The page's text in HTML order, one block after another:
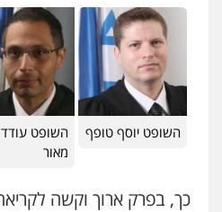
עו"ד עלי סעדי
פלילי פשיעה
ומעצרים
0508824984
עו"ד שגיא אקו
0525279829
השופט יוסף טופף
השופט עודד
מאור
כך, בפרק ארוך וקשה